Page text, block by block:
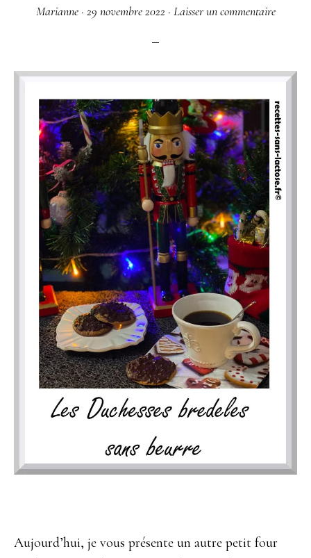
Marianne· 29 novembre 2022 · Laisser un commentaire
Aujourd’hui, je vous présente un autre petit four